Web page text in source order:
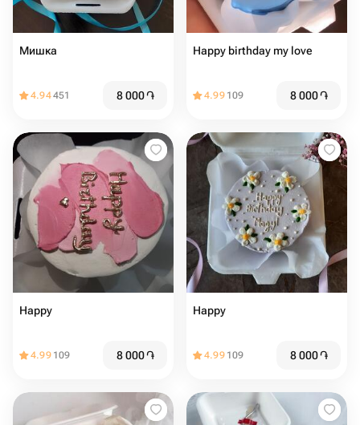
Мишка
4.94451 8 000֏
Happy birthday my love
4.99 109 8 000֏
Happy
4.99 109 8 000֏
Happy
4.99 109 8 000֏